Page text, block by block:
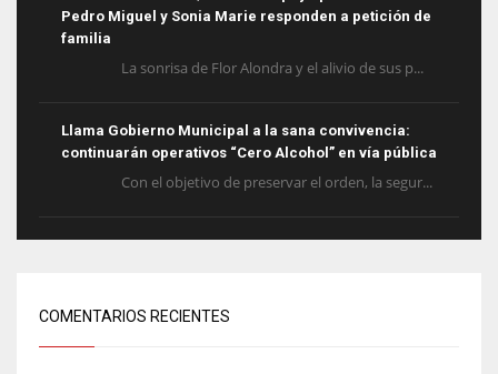
Pedro Miguel y Sonia Marie responden a petición de
familia
La sonrisa de Flor Alondra y el alivio de sus p...
Llama Gobierno Municipal a la sana convivencia:
continuarán operativos “Cero Alcohol” en vía pública
Con el objetivo de preservar el orden, la segur...
COMENTARIOS RECIENTES